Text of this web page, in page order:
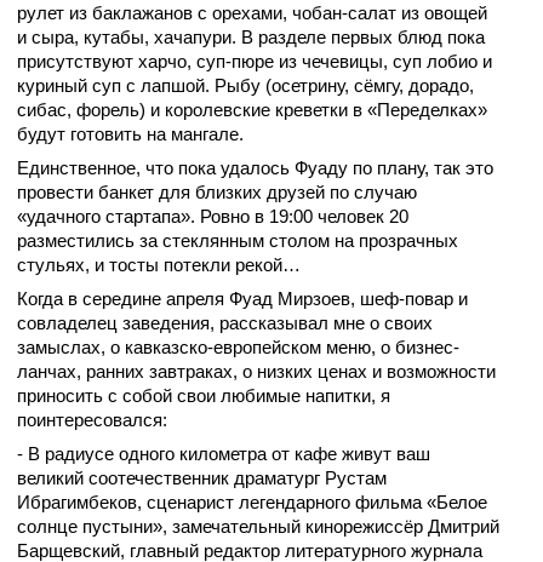
рулет из баклажанов с орехами, чобан-салат из овощей
и сыра, кутабы, хачапури. В разделе первых блюд пока
присутствуют харчо, суп-пюре из чечевицы, суп лобио и
куриный суп с лапшой. Рыбу (осетрину, сёмгу, дорадо,
сибас, форель) и королевские креветки в «Переделках»
будут готовить на мангале.
Единственное, что пока удалось Фуаду по плану, так это
провести банкет для близких друзей по случаю
«удачного стартапа». Ровно в 19:00 человек 20
разместились за стеклянным столом на прозрачных
стульях, и тосты потекли рекой…
Когда в середине апреля Фуад Мирзоев, шеф-повар и
совладелец заведения, рассказывал мне о своих
замыслах, о кавказско-европейском меню, о бизнес-
ланчах, ранних завтраках, о низких ценах и возможности
приносить с собой свои любимые напитки, я
поинтересовался:
- В радиусе одного километра от кафе живут ваш
великий соотечественник драматург Рустам
Ибрагимбеков, сценарист легендарного фильма «Белое
солнце пустыни», замечательный кинорежиссёр Дмитрий
Барщевский, главный редактор литературного журнала